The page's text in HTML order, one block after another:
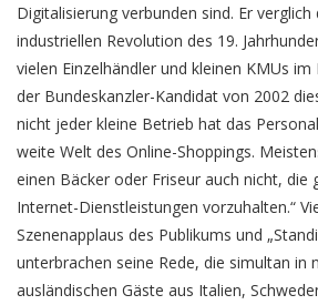
Digitalisierung verbunden sind. Er
industriellen Revolution des 19.
vielen Einzelhändler und kleinen KMUs
der Bundeskanzler-Kandidat von 2002
nicht jeder kleine Betrieb hat das
weite Welt des Online-Shoppings.
einen Bäcker oder Friseur auch nicht, die
Internet-Dienstleistungen vorzuhalten.“
Szenenapplaus des Publikums und
unterbrachen seine Rede, die simultan in
ausländischen Gäste aus Italien,